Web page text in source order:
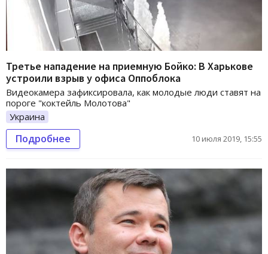
Третье нападение на приемную Бойко: В Харькове
устроили взрыв у офиса Оппоблока
Видеокамера зафиксировала, как молодые люди ставят на
пороге "коктейль Молотова"
Украина
Подробнее 10 июля 2019, 15:55